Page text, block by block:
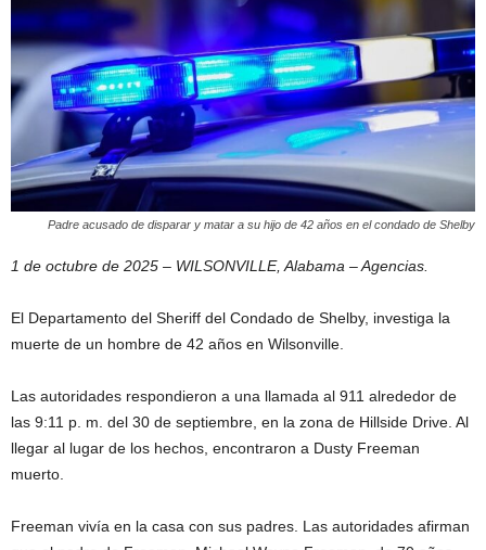
Padre acusado de disparar y matar a su hijo de 42 años en el condado de Shelby
1 de octubre de 2025 – WILSONVILLE, Alabama – Agencias.
El Departamento del Sheriff del Condado de Shelby, investiga la
muerte de un hombre de 42 años en Wilsonville.
Las autoridades respondieron a una llamada al 911 alrededor de
las 9:11 p. m. del 30 de septiembre, en la zona de Hillside Drive. Al
llegar al lugar de los hechos, encontraron a Dusty Freeman
muerto.
Freeman vivía en la casa con sus padres. Las autoridades afirman